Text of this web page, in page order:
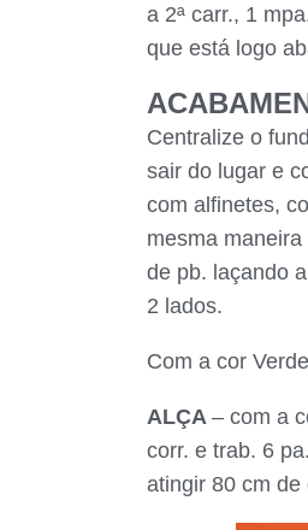
a 2ª carr., 1
que está logo
Centralize o
sair do lugar e
com alfinetes,
mesma
de pb. laçando
2 lados.
Com a cor
ALÇA – com a
corr. e trab. 6
atingir 80 cm de